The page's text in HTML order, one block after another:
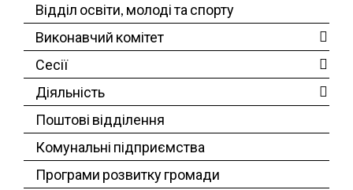
Відділ освіти, молоді та спорту
Виконавчий комітет
Сесії
Діяльність
Поштові відділення
Комунальні підприємства
Програми розвитку громади